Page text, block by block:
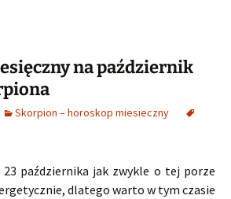
na październik
Skorpion – horoskop miesieczny
23 października jak zwykle o tej porze
dlatego warto w tym czasie